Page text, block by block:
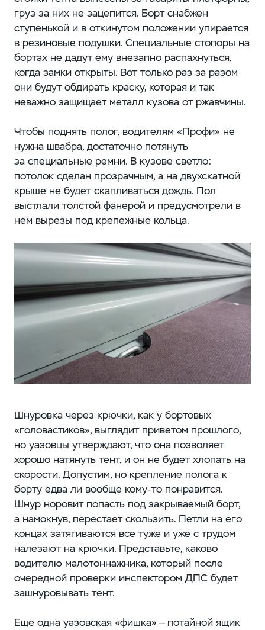
груз за них не зацепится. Борт снабжен
ступенькой и в откинутом положении упирается
в резиновые подушки. Специальные стопоры на
бортах не дадут ему внезапно распахнуться,
когда замки открыты. Вот только раз за разом
они будут обдирать краску, которая и так
неважно защищает металл кузова от ржавчины.
Чтобы поднять полог, водителям «Профи» не
нужна швабра, достаточно потянуть
за специальные ремни. В кузове светло:
потолок сделан прозрачным, а на двухскатной
крыше не будет скапливаться дождь. Пол
выстлали толстой фанерой и предусмотрели в
нем вырезы под крепежные кольца.
Шнуровка через крючки, как у бортовых
«головастиков», выглядит приветом прошлого,
но уазовцы утверждают, что она позволяет
хорошо натянуть тент, и он не будет хлопать на
скорости. Допустим, но крепление полога к
борту едва ли вообще кому-то понравится.
Шнур норовит попасть под закрываемый борт,
а намокнув, перестает скользить. Петли на его
концах затягиваются все туже и уже с трудом
налезают на крючки. Представьте, каково
водителю малотоннажника, который после
очередной проверки инспектором ДПС будет
зашнуровывать тент.
Еще одна уазовская «фишка» — потайной ящик